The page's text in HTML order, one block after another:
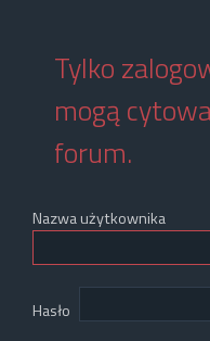
Tylko
mogą
forum.
Nazwa użytkownika
Hasło